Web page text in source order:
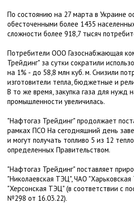
По состоянию на 27 марта в Украине
обесточенными более 1435
сложности более 918,7 тысяч
Потребители ООО Газоснабжающая
Трейдинг" за сутки сократили
на 1% - до 58,8 млн куб. м. Снизили
изготовители тепла, бюджетные и
В то же время, закупка газа для нужд
промышленности увеличилась.
"Нафтогаз Трейдинг" продолжает
рамках ПСО На сегодняшний день
и могут получать топливо 5 из 12
определенных Правительством.
"Нафтогаз Трейдинг" поставляет
"Николаевская ТЭЦ", ЧАО
"Херсонская ТЭЦ" (в соответствии с
№298 от 16.03.22).